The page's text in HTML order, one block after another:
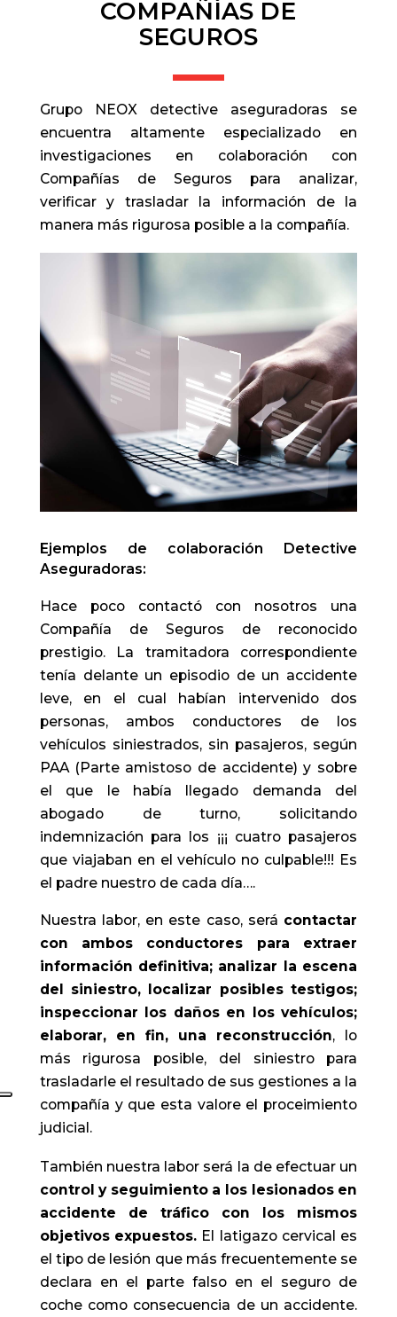
COMPAÑÍAS DE
SEGUROS
Grupo NEOX detective aseguradoras se
encuentra altamente especializado en
investigaciones en colaboración con
Compañías de Seguros para analizar,
verificar y trasladar la información de la
manera más rigurosa posible a la compañía.
Ejemplos de colaboración Detective
Aseguradoras:
Hace poco contactó con nosotros una
Compañía de Seguros de reconocido
prestigio. La tramitadora correspondiente
tenía delante un episodio de un accidente
leve, en el cual habían intervenido dos
personas, ambos conductores de los
vehículos siniestrados, sin pasajeros, según
PAA (Parte amistoso de accidente) y sobre
el que le había llegado demanda del
abogado de turno, solicitando
indemnización para los ¡¡¡ cuatro pasajeros
que viajaban en el vehículo no culpable!!! Es
el padre nuestro de cada día….
Nuestra labor, en este caso, será contactar
con ambos conductores para extraer
información definitiva; analizar la escena
del siniestro, localizar posibles testigos;
inspeccionar los daños en los vehículos;
elaborar, en fin, una reconstrucción, lo
más rigurosa posible, del siniestro para
trasladarle el resultado de sus gestiones a la
compañía y que esta valore el proceimiento
judicial.
También nuestra labor será la de efectuar un
control y seguimiento a los lesionados en
accidente de tráfico con los mismos
objetivos expuestos. El latigazo cervical es
el tipo de lesión que más frecuentemente se
declara en el parte falso en el seguro de
coche como consecuencia de un accidente.